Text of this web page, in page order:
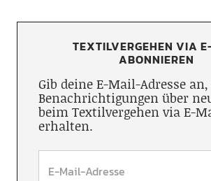
TEXTILVERGEHEN VIA
ABONNIEREN
Gib deine E-Mail-Adresse
Benachrichtigungen über
beim Textilvergehen via E-
erhalten.